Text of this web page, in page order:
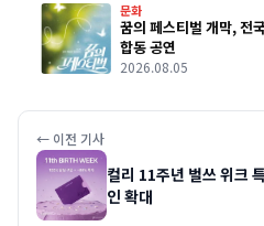
문화
꿈의 페스티벌 개막, 전
합동 공연
2026.08.05
← 이전 기사
컬리 11주년 벌쓰 위크
인 확대